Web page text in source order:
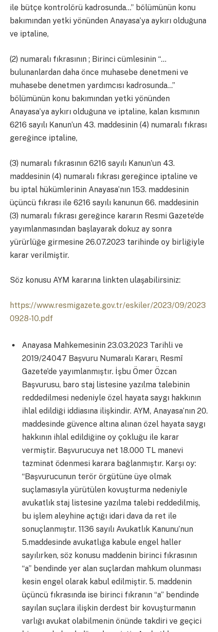
ile bütçe kontrolörü kadrosunda…” bölümünün konu
bakımından yetki yönünden Anayasa’ya aykırı olduğuna
ve iptaline,
(2) numaralı fıkrasının ; Birinci cümlesinin “…
bulunanlardan daha önce muhasebe denetmeni ve
muhasebe denetmen yardımcısı kadrosunda…”
bölümünün konu bakımından yetki yönünden
Anayasa’ya aykırı olduğuna ve iptaline, kalan kısmının
6216 sayılı Kanun’un 43. maddesinin (4) numaralı fıkrası
gereğince iptaline,
(3) numaralı fıkrasının 6216 sayılı Kanun’un 43.
maddesinin (4) numaralı fıkrası gereğince iptaline ve
bu iptal hükümlerinin Anayasa’nın 153. maddesinin
üçüncü fıkrası ile 6216 sayılı kanunun 66. maddesinin
(3) numaralı fıkrası gereğince kararın Resmi Gazete’de
yayımlanmasından başlayarak dokuz ay sonra
yürürlüğe girmesine 26.07.2023 tarihinde oy birliğiyle
karar verilmiştir.
Söz konusu AYM kararına linkten ulaşabilirsiniz:
https://www.resmigazete.gov.tr/eskiler/2023/09/2023
0928-10.pdf
Anayasa Mahkemesinin 23.03.2023 Tarihli ve
2019/24047 Başvuru Numaralı Kararı, Resmî
Gazete’de yayımlanmıştır. İşbu Ömer Özcan
Başvurusu, baro staj listesine yazılma talebinin
reddedilmesi nedeniyle özel hayata saygı hakkının
ihlal edildiği iddiasına ilişkindir. AYM, Anayasa’nın 20.
maddesinde güvence altına alınan özel hayata saygı
hakkının ihlal edildiğine oy çokluğu ile karar
vermiştir. Başvurucuya net 18.000 TL manevi
tazminat ödenmesi karara bağlanmıştır. Karşı oy:
“Başvurucunun terör örgütüne üye olmak
suçlamasıyla yürütülen kovuşturma nedeniyle
avukatlık staj listesine yazılma talebi reddedilmiş,
bu işlem aleyhine açtığı idari dava da ret ile
sonuçlanmıştır. 1136 sayılı Avukatlık Kanunu’nun
5.maddesinde avukatlığa kabule engel haller
sayılırken, söz konusu maddenin birinci fıkrasının
“a” bendinde yer alan suçlardan mahkum olunması
kesin engel olarak kabul edilmiştir. 5. maddenin
üçüncü fıkrasında ise birinci fıkranın “a” bendinde
sayılan suçlara ilişkin derdest bir kovuşturmanın
varlığı avukat olabilmenin önünde takdiri ve geçici